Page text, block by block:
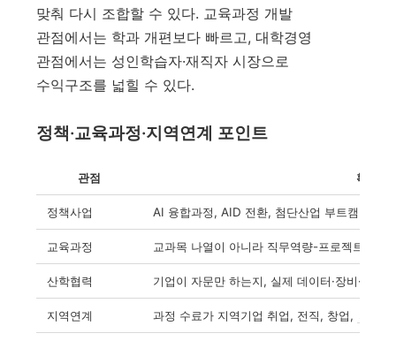
맞춰 다시 조합할 수 있다. 교육과정 개발
관점에서는 학과 개편보다 빠르고, 대학경영
관점에서는 성인학습자·재직자 시장으로
수익구조를 넓힐 수 있다.
정책·교육과정·지역연계 포인트
관점 확인할
정책사업 AI 융합과정, AID 전환, 첨단산업 부트캠프가
교육과정 교과목 나열이 아니라 직무역량-프로젝트-평
산학협력 기업이 자문만 하는지, 실제 데이터·장비·멘토
지역연계 과정 수료가 지역기업 취업, 전직, 창업,